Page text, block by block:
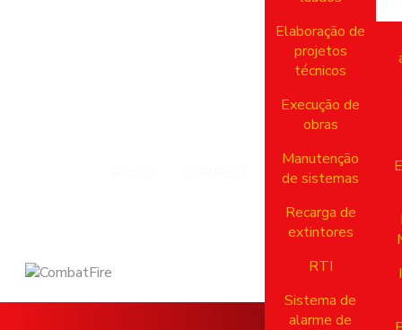
Elaboração de
projetos
técnicos
Execução de
obras
Manutenção
de sistemas
Recarga de
extintores
RTI
Sistema de
alarme de